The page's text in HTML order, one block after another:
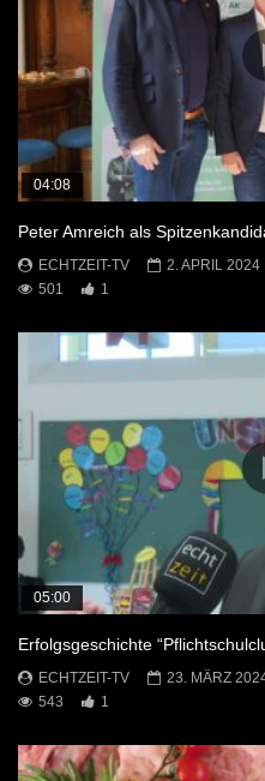
04:08
Peter Amreich als
ECHTZEIT-TV
2. APRIL 2024
501
1
05:00
Erfolgsgeschichte
ECHTZEIT-TV
23. MÄRZ
543
1